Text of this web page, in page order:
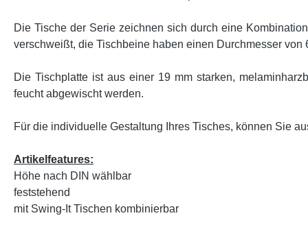
Die Tische der Serie zeichnen sich durch eine
verschweißt, die Tischbeine haben einen Durchmesser von
Die Tischplatte ist aus einer 19 mm starken,
feucht abgewischt werden.
Für die individuelle Gestaltung Ihres Tisches, können Sie
Artikelfeatures:
Höhe nach DIN wählbar
feststehend
mit Swing-It Tischen kombinierbar